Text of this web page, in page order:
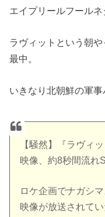
エイプリールフールネ
ラヴィットという朝
最中。
いきなり北朝鮮の軍事
【騒然】『ラヴィ
映像、約8秒間流れ
ロケ企画でナガシ
映像が放送されて